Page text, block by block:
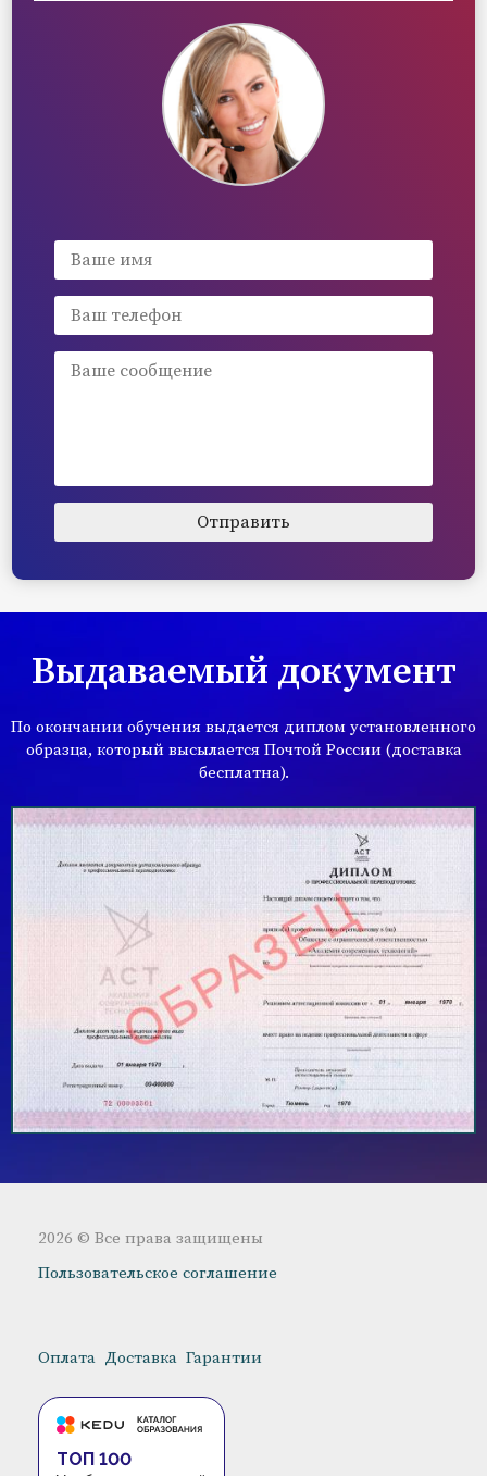
Выдаваемый документ
По окончании обучения выдается диплом установленного
образца, который высылается Почтой России (доставка
бесплатна).
2026 © Все права защищены
Пользовательское соглашение
Оплата Доставка Гарантии
ТОП 100